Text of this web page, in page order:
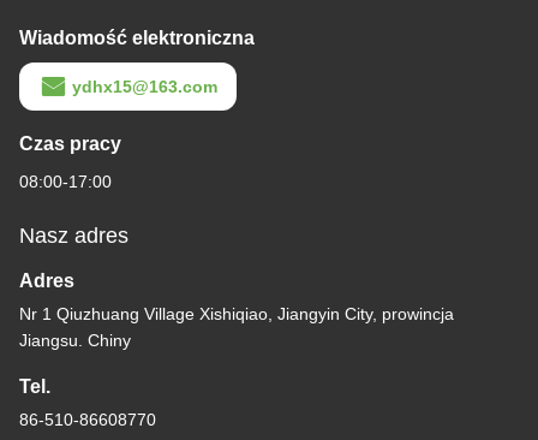
Wiadomość elektroniczna
ydhx15@163.com
Czas pracy
08:00-17:00
Nasz adres
Adres
Nr 1 Qiuzhuang Village Xishiqiao, Jiangyin City, prowincja
Jiangsu. Chiny
Tel.
86-510-86608770